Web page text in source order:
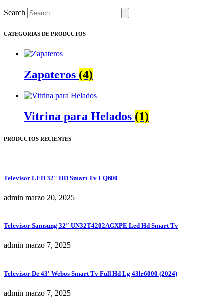
Search
CATEGORIAS DE PRODUCTOS
Zapateros (4)
Vitrina para Helados (1)
PRODUCTOS RECIENTES
Televisor LED 32″ HD Smart Tv LQ600
admin marzo 20, 2025
Televisor Samsung 32″ UN32T4202AGXPE Led Hd Smart Tv
admin marzo 7, 2025
Televisor De 43′ Webos Smart Tv Full Hd Lg 43lr6000 (2024)
admin marzo 7, 2025